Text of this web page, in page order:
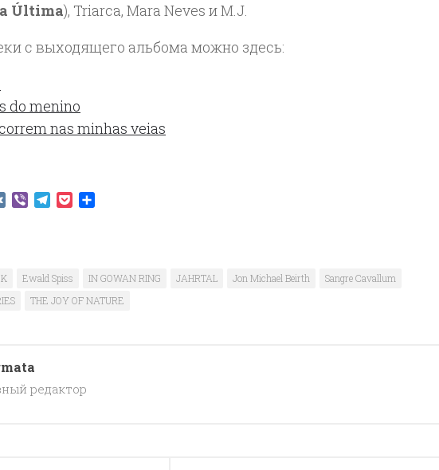
Última), Triarca, Mara Neves и M.J.
с выходящего альбома можно здесь:
do menino
nas minhas veias
VK ViberTelegram
Pocket
Ewald Spiss IN GOWAN RING JAHRTAL Jon Michael Beirth
Sangre Cavallum
THE JOY OF NATURE
редактор